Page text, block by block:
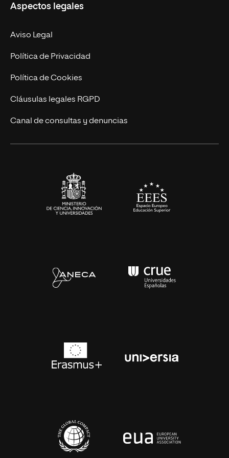
Empresa
MBA
Marketing y Comunicación
Ingeniería
Diseño
Ciencias de la Salud
Nuestro Equipo
Contacto
Aspectos legales
Aviso Legal
Política de Privacidad
Política de Cookies
Cláusulas legales RGPD
Canal de consultas y denuncias